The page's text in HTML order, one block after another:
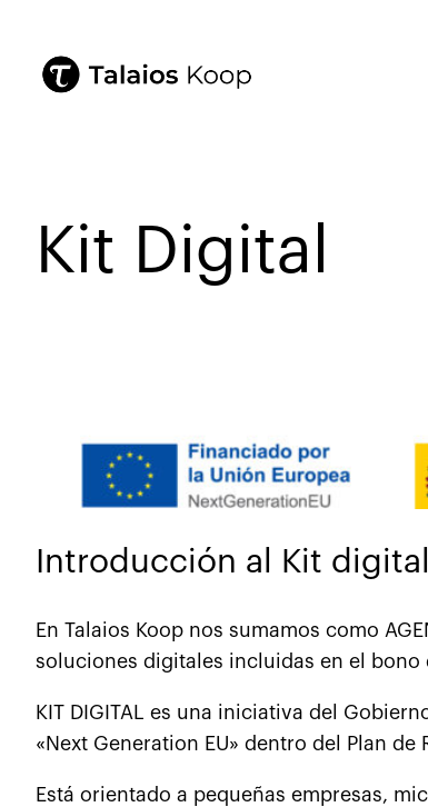
Kit Digital
Introducción al Kit digital
En Talaios Koop nos sumamos como
soluciones digitales incluidas en el bono
KIT DIGITAL es una iniciativa del
«Next Generation EU» dentro del Plan
Está orientado a pequeñas empresas,